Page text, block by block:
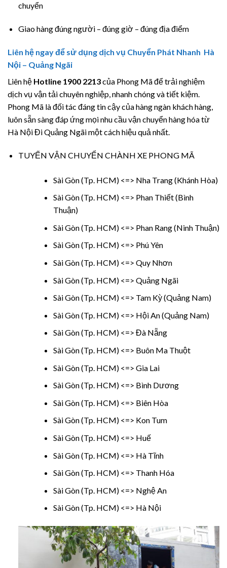
chuyển
Giao hàng đúng người – đúng giờ – đúng địa điểm
Liên hệ ngay để sử dụng dịch vụ Chuyển Phát Nhanh Hà
Nội – Quảng Ngãi
Liên hệ Hotline 1900 2213của Phong Mã để trải nghiệm
dịch vụ vận tải chuyên nghiệp, nhanh chóng và tiết kiệm.
Phong Mã là đối tác đáng tin cậy của hàng ngàn khách hàng,
luôn sẵn sàng đáp ứng mọi nhu cầu vận chuyển hàng hóa từ
Hà Nội Đi Quảng Ngãi một cách hiệu quả nhất.
TUYẾN VẬN CHUYỂN CHÀNH XE PHONG MÃ
Sài Gòn (Tp. HCM) <=> Nha Trang (Khánh Hòa)
Sài Gòn (Tp. HCM) <=> Phan Thiết (Bình
Thuận)
Sài Gòn (Tp. HCM) <=> Phan Rang (Ninh Thuận)
Sài Gòn (Tp. HCM) <=> Phú Yên
Sài Gòn (Tp. HCM) <=> Quy Nhơn
Sài Gòn (Tp. HCM) <=> Quảng Ngãi
Sài Gòn (Tp. HCM) <=> Tam Kỳ (Quảng Nam)
Sài Gòn (Tp. HCM) <=> Hội An (Quảng Nam)
Sài Gòn (Tp. HCM) <=> Đà Nẵng
Sài Gòn (Tp. HCM) <=> Buôn Ma Thuột
Sài Gòn (Tp. HCM) <=> Gia Lai
Sài Gòn (Tp. HCM) <=> Bình Dương
Sài Gòn (Tp. HCM) <=> Biên Hòa
Sài Gòn (Tp. HCM) <=> Kon Tum
Sài Gòn (Tp. HCM) <=> Huế
Sài Gòn (Tp. HCM) <=> Hà Tĩnh
Sài Gòn (Tp. HCM) <=> Thanh Hóa
Sài Gòn (Tp. HCM) <=> Nghệ An
Sài Gòn (Tp. HCM) <=> Hà Nội